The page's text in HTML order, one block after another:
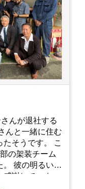
さい屋敷は、ど
高い場所
ため、あじさ
ます。 小道
いる後ろ姿
りますよ。 梅
たアジサイ」も
ラした光を浴び
ラを持って出
園ですので、
上
とがありま
安心ですね。
によって見頃
ず公式情報や
んが退社する
んと一緒に住む
そうです。 こ
の架装チーム
。 彼の明るい笑
謝していま